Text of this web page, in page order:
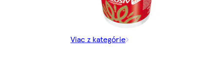
Viac z kategórie